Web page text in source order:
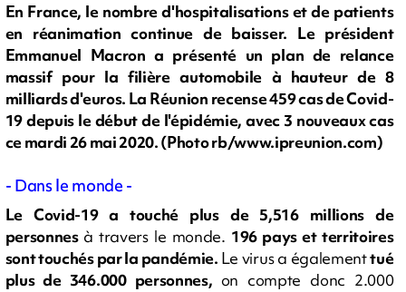
En France, le nombre d'hospitalisations et de patients
en réanimation continue de baisser. Le président
Emmanuel Macron a présenté un plan de relance
massif pour la filière automobile à hauteur de 8
milliards d'euros. La Réunion recense 459 cas de Covid-
19 depuis le début de l'épidémie, avec 3 nouveaux cas
ce mardi 26 mai 2020. (Photo rb/www.ipreunion.com)
- Dans le monde -
Le Covid-19 a touché plus de 5,516 millions de
personnes à travers le monde. 196 pays et territoires
sont touchés par la pandémie. Le virus a égalementtué
plus de 346.000 personnes, on compte donc 2.000